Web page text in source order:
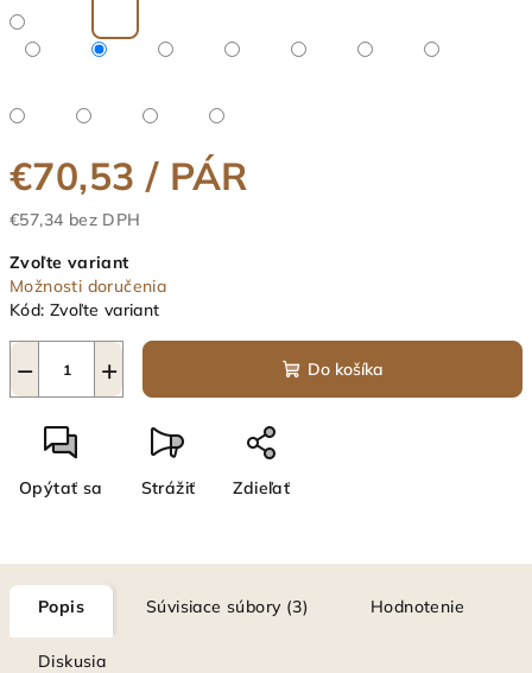
€70,53 / PÁR
€57,34 bez DPH
cena:
Zvoľte variant
Možnosti doručenia
Kód: Zvoľte variant
+
− Do košíka
Opýtať sa Strážiť Zdieľať
Popis Súvisiace súbory (3) Hodnotenie
Diskusia